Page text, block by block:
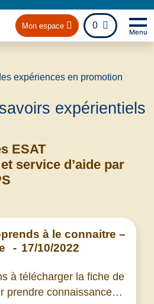
Mon espace 0
fichier
Menu
expérientiels
ESAT
service d’aide par
à le connaitre –
- 17/10/2022
à télécharger la fiche de
prendre connaissance…